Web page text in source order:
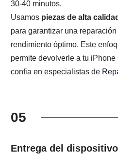
30-40 minutos.
Usamos piezas de alta
para garantizar una
rendimiento óptimo. Este
permite devolverle a tu
confia en especialistas de
05
Entrega del